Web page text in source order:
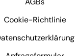
Cookie-Richtlinie